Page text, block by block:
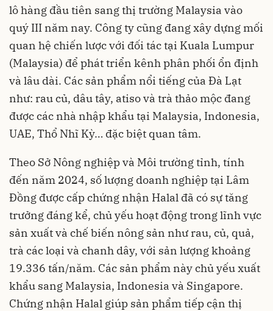
lô hàng đầu tiên sang thị trường Malaysia vào
quý III năm nay. Công ty cũng đang xây dựng mối
quan hệ chiến lược với đối tác tại Kuala Lumpur
(Malaysia) để phát triển kênh phân phối ổn định
và lâu dài. Các sản phẩm nổi tiếng của Đà Lạt
như: rau củ, dâu tây, atiso và trà thảo mộc đang
được các nhà nhập khẩu tại Malaysia, Indonesia,
UAE, Thổ Nhĩ Kỳ… đặc biệt quan tâm.
Theo Sở Nông nghiệp và Môi trường tỉnh, tính
đến năm 2024, số lượng doanh nghiệp tại Lâm
Đồng được cấp chứng nhận Halal đã có sự tăng
trưởng đáng kể, chủ yếu hoạt động trong lĩnh vực
sản xuất và chế biến nông sản như rau, củ, quả,
trà các loại và chanh dây, với sản lượng khoảng
19.336 tấn/năm. Các sản phẩm này chủ yếu xuất
khẩu sang Malaysia, Indonesia và Singapore.
Chứng nhận Halal giúp sản phẩm tiếp cận thị